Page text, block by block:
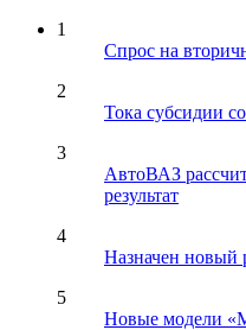
1
Спрос на
2
Тока субсидии
3
АвтоВАЗ
результат
4
Назначен новый
5
Новые модели